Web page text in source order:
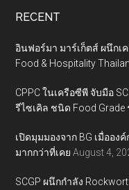
RECENT
อินฟอร์มา มาร์เก็ตส์ ผนึกเ
Food & Hospitality
CPPC ในเครือซีพี จับมือ
รีไซเคิล ชนิด Food Grade
เปิดมุมมองจาก BG เมื่ออง
มากกว่าที่เคย August 4,
SCGP ผนึกกำลัง